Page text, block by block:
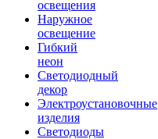
освещения
Наружное
освещение
Гибкий
неон
Светодиодный
декор
Электроустановочные
изделия
Светодиоды